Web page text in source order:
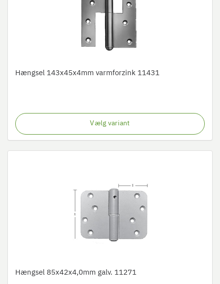
Hængsel 143x45x4mm varmforzink 11431
Vælg variant
Hængsel 85x42x4,0mm galv. 11271